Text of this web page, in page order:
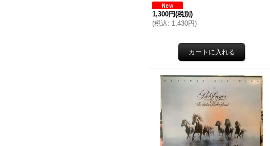
1,300円(税別)
(税込: 1,430円)